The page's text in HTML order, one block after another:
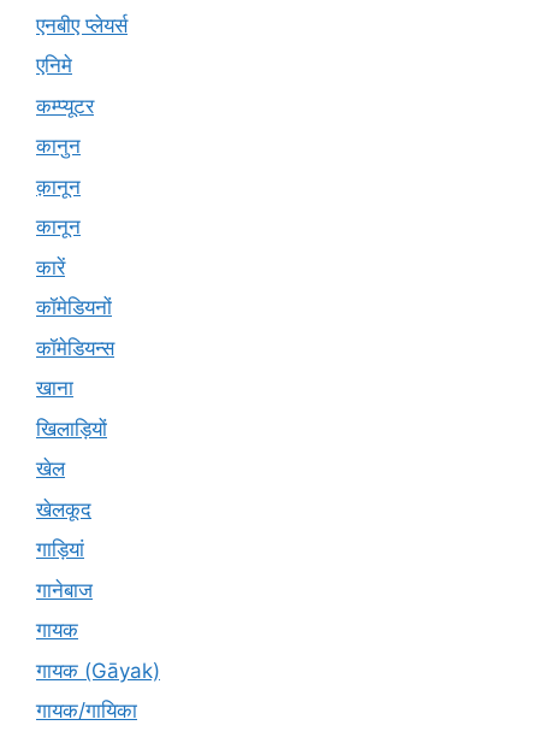
एनबीए प्लेयर्स
एनिमे
कम्प्यूटर
कानुन
क़ानून
कानून
कारें
कॉमेडियनों
कॉमेडियन्स
खाना
खिलाड़ियों
खेल
खेलकूद
गाड़ियां
गानेबाज
गायक
गायक (Gāyak)
गायक/गायिका